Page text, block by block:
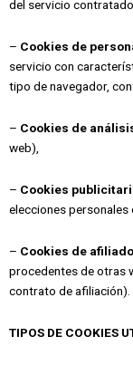
del servicio
– Cookies de
servicio con
tipo de navegador,
– Cookies de
web),
– Cookies
elecciones personales
– Cookies de
procedentes de otras
contrato de afiliación).
TIPOS DE COOKIES